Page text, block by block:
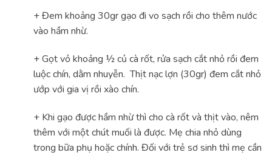
+ Đem khoảng 30gr gạo đi vo sạch rồi cho thêm nước
vào hầm nhừ.
+ Gọt vỏ khoảng ½ củ cà rốt, rửa sạch cắt nhỏ rồi đem
luộc chín, dằm nhuyễn. Thịt nạc lợn (30gr) đem cắt nhỏ
ướp với gia vị rồi xào chín.
+ Khi gạo được hầm nhừ thì cho cà rốt và thịt vào, nêm
thêm với một chút muối là được. Mẹ chia nhỏ dùng
trong bữa phụ hoặc chính. Đối với trẻ sơ sinh thì mẹ cần